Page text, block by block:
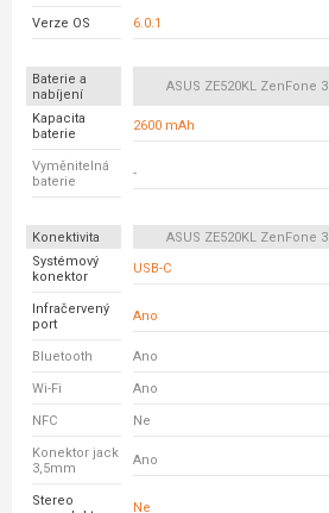
Verze OS 6.0.1
Baterie a
nabíjení
ASUS ZE520KL ZenFone 3
Kapacita
baterie
2600 mAh
Vyměnitelná
baterie
-
Konektivita ASUS ZE520KL ZenFone 3
Systémový
konektor
USB-C
Infračervený
port
Ano
Bluetooth Ano
Wi-Fi Ano
NFC Ne
Konektor jack
3,5mm
Ano
Stereo
Ne